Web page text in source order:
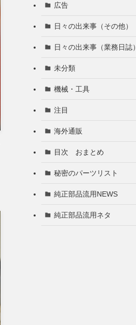
広告
日々の出来事（その他）
日々の出来事（業務日誌）
未分類
機械・工具
注目
海外通販
目次 おまとめ
秘密のパーツリスト
純正部品流用NEWS
純正部品流用ネタ